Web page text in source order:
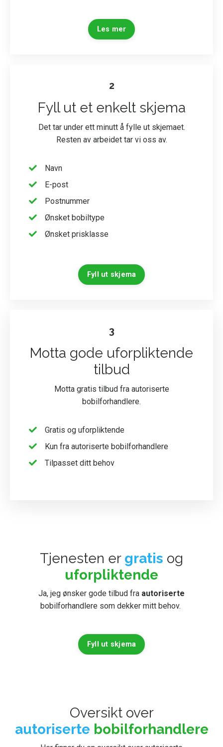
Les mer
2
Fyll ut et enkelt skjema
Det tar under ett minutt å fylle ut skjemaet.
Resten av arbeidet tar vi oss av.
Navn
E-post
Postnummer
Ønsket bobiltype
Ønsket prisklasse
Fyll ut skjema
3
Motta gode uforpliktende
tilbud
Motta gratis tilbud fra autoriserte
bobilforhandlere.
Gratis og uforpliktende
Kun fra autoriserte bobilforhandlere
Tilpasset ditt behov
Tjenesten er gratis og
uforpliktende
Ja, jeg ønsker gode tilbud fra autoriserte
bobilforhandlere som dekker mitt behov.
Fyll ut skjema
Oversikt over
autoriserte bobilforhandlere